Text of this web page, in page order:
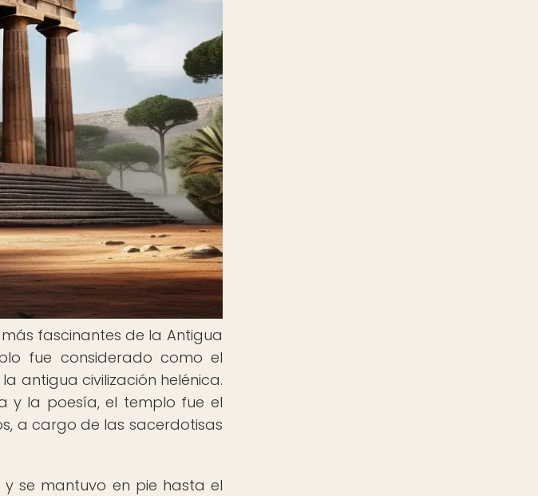
fascinantes de la Antigua
fue considerado como el
antigua civilización helénica.
y la poesía, el templo fue el
a cargo de las sacerdotisas
y se mantuvo en pie hasta el